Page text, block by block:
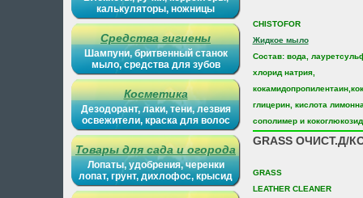
калькуляторы, ножницы
Средства гигиены
Шампуни, бритвенный станок
мыло, средства для зубов
Косметика
Дезодорант, лаки, тени, лезвия
освежители, краска для волос
Товары для сада и огорода
Лопаты, удобрения, черенки
лопат, грунт, дихлофос, крысид
CHISTOFOR
Жидкое мыло
Состав: вода,
хлорид натрия,
глицерин, кислота
сополимер и кокоглюкозид
GRASS ОЧИСТ.Д/
GRASS
LEATHER CLEANER